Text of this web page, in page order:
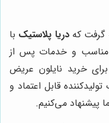
گرفت کهدریا پلاستیک با
مناسب و خدمات پس از
خرید نایلون عریض
قابل اعتماد و
پیشنهاد می‌کنیم.